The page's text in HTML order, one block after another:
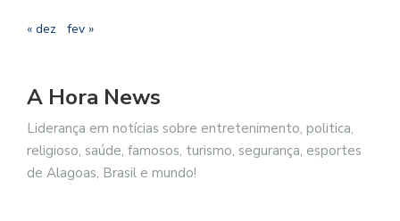
« dez fev »
A Hora News
Liderança em notícias sobre entretenimento, politica,
religioso, saúde, famosos, turismo, segurança, esportes
de Alagoas, Brasil e mundo!